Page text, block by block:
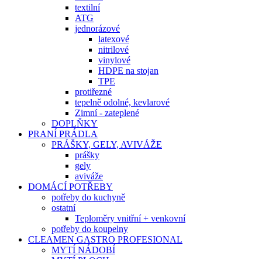
textilní
ATG
jednorázové
latexové
nitrilové
vinylové
HDPE na stojan
TPE
protiřezné
tepelně odolné, kevlarové
Zimní - zateplené
DOPLŇKY
PRANÍ PRÁDLA
PRÁŠKY, GELY, AVIVÁŽE
prášky
gely
aviváže
DOMÁCÍ POTŘEBY
potřeby do kuchyně
ostatní
Teploměry vnitřní + venkovní
potřeby do koupelny
CLEAMEN GASTRO PROFESIONAL
MYTÍ NÁDOBÍ